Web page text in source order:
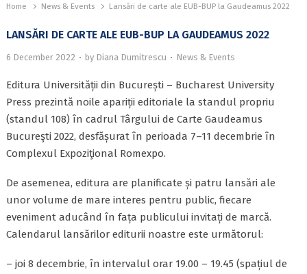
Home News & Events Lansări de carte ale EUB-BUP la Gaudeamus 2022
LANSĂRI DE CARTE ALE EUB-BUP LA GAUDEAMUS 2022
6 December 2022 by Diana Dumitrescu News & Events
Editura Universității din București – Bucharest University
Press prezintă noile apariții editoriale la standul propriu
(standul 108) în cadrul Târgului de Carte Gaudeamus
Bucureşti 2022, desfășurat în perioada 7–11 decembrie în
Complexul Expoziţional Romexpo.
De asemenea, editura are planificate și patru lansări ale
unor volume de mare interes pentru public, fiecare
eveniment aducând în fața publicului invitați de marcă.
Calendarul lansărilor editurii noastre este următorul:
– joi 8 decembrie, în intervalul orar 19.00 – 19.45 (spațiul de